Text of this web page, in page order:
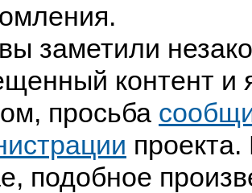
заметили
контент и
просьба
подобное